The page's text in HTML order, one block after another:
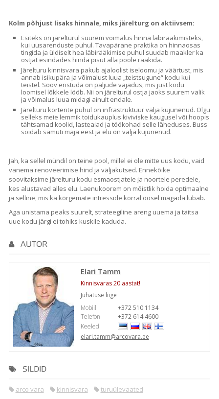
Kolm põhjust lisaks hinnale, miks järelturg on aktiivsem:
Esiteks on järelturul suurem võimalus hinna läbirääkimisteks,
kui uusarenduste puhul. Tavapärane praktika on hinnaosas
tingida ja üldiselt hea läbirääkimise puhul suudab maakler ka
ostjat esindades hinda pisut alla poole rääkida.
Järelturu kinnisvara pakub ajaloolist iseloomu ja väärtust, mis
annab isikupära ja võimalust luua „teistsugune“ kodu kui
teistel. Soov eristuda on paljude vajadus, mis just kodu
loomisel lõkkele lööb. Nii on järelturul ostja jaoks suurem valik
ja võimalus luua midagi ainult endale.
Järelturu korterite puhul on infrastruktuur välja kujunenud. Olgu
selleks meie lemmik toidukauplus kiviviske kaugusel või hoopis
tähtsamad koolid, lasteaiad ja töökohad selle läheduses. Buss
sõidab samuti maja eest ja elu on välja kujunenud.
Jah, ka sellel mündil on teine pool, millel ei ole mitte uus kodu, vaid
vanema renoveerimise hind ja väljakutsed. Ennekõike
soovitaksime järelturu kodu esmaostjatele ja noortele peredele,
kes alustavad alles elu. Laenukoorem on mõistlik hoida optimaalne
ja selline, mis ka kõrgemate intresside korral öösel magada lubab.
Aga unistama peaks suurelt, strateegiline areng uuema ja täitsa
uue kodu järgi ei tohiks kuskile kaduda.
AUTOR
Elari Tamm
Kinnisvaras 20 aastat!
Juhatuse liige
Mobiil
+372 510 1134
Telefon
+372 614 4600
Keeled
elari.tamm@arcovara.ee
SILDID
arco vara kinnisvara turuülevaated